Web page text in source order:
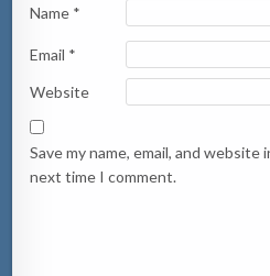
Name *
Email *
Website
Save my name, email, and
next time I comment.